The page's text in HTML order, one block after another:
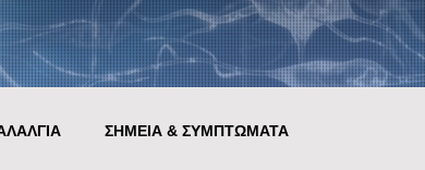
ΣΗΜΕΙΑ & ΣΥΜΠΤΩΜΑΤΑ